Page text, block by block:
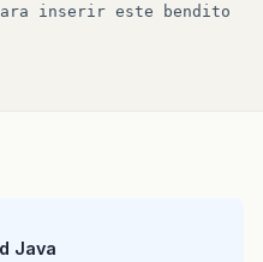
inserir este bendito
Java